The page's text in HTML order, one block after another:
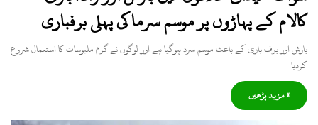
کالام کے پہاڑوں پر موسم سرما کی پہلی برفباری
بارش اور برف باری کے باعث موسم سرد ہوگیا ہے اور لوگوں نے گرم ملبوسات کا استعمال شروع
کردیا
» مزید پڑھیں